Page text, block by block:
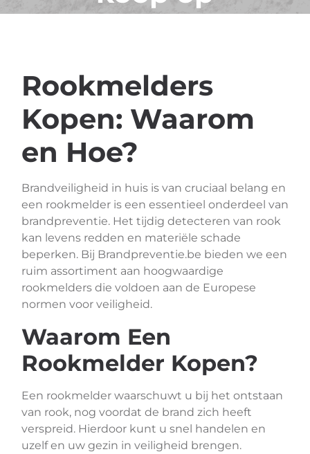
Rookmelders
Kopen: Waarom
en Hoe?
Brandveiligheid in huis is van cruciaal belang en
een rookmelder is een essentieel onderdeel van
brandpreventie. Het tijdig detecteren van rook
kan levens redden en materiële schade
beperken. Bij Brandpreventie.be bieden we een
ruim assortiment aan hoogwaardige
rookmelders die voldoen aan de Europese
normen voor veiligheid.
Waarom Een
Rookmelder Kopen?
Een rookmelder waarschuwt u bij het ontstaan
van rook, nog voordat de brand zich heeft
verspreid. Hierdoor kunt u snel handelen en
uzelf en uw gezin in veiligheid brengen.